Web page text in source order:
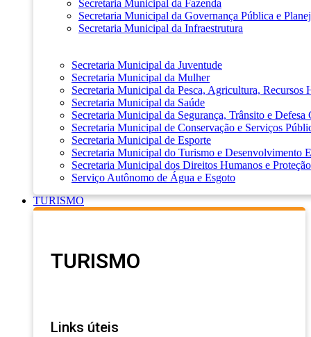
Secretaria Municipal da Fazenda
Secretaria Municipal da Governança Pública e
Secretaria Municipal da Infraestrutura
Secretaria Municipal da Juventude
Secretaria Municipal da Mulher
Secretaria Municipal da Pesca, Agricultura, Recursos
Secretaria Municipal da Saúde
Secretaria Municipal da Segurança, Trânsito e Defesa
Secretaria Municipal de Conservação e Serviços
Secretaria Municipal de Esporte
Secretaria Municipal do Turismo e Desenvolvimento
Secretaria Municipal dos Direitos Humanos e
Serviço Autônomo de Água e Esgoto
TURISMO
TURISMO
Links úteis